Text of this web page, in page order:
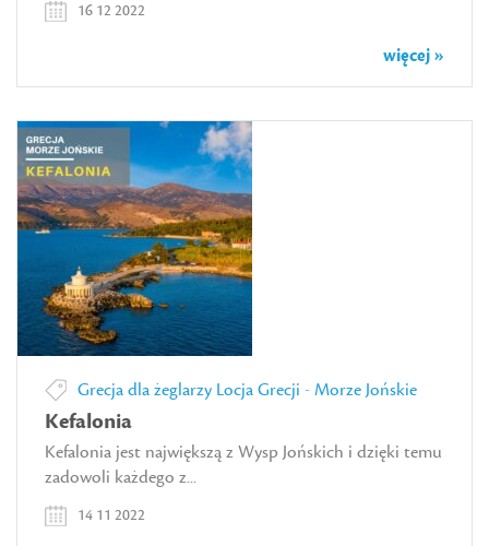
więcej »
16 12 2022
Grecja dla żeglarzy Locja Grecji - Morze Jońskie
Kefalonia
Kefalonia jest największą z Wysp Jońskich i dzięki temu
zadowoli każdego z...
14 11 2022